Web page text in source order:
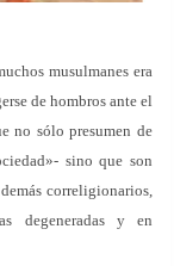
musulmanes era
de hombros ante el
no sólo presumen de
sino que son
correligionarios,
degeneradas y en